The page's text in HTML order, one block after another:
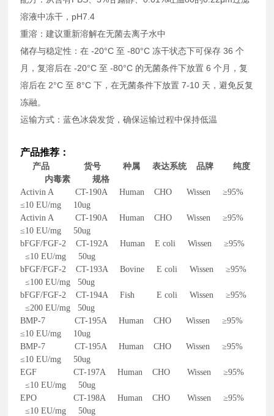
溶液中冻干，pH7.4
重溶：建议重新溶解在无菌去离子水中
储存与稳定性：在 -20°C 至 -80°C 冻干状态下可保存 36 个
月，复溶后在 -20°C 至 -80°C 的无菌条件下放置 6 个月，复
溶后在 2°C 至 8°C 下，在无菌条件下放置 7-10 天，避免反复
冻融。
运输方式：蓝色冰袋发货，确保运输过程中保持低温
产品推荐：
产品 货号 种属 表达系统 品牌 纯度
内毒素 规格
Activin A CT-190A Human CHO Wissen ≥95%
≤10 EU/mg 10ug
Activin A CT-190A Human CHO Wissen ≥95%
≤10 EU/mg 50ug
bFGF/FGF-2 CT-192A Human E coli Wissen ≥95%
≤10 EU/mg 50ug
bFGF/FGF-2 CT-193A Bovine E coli Wissen ≥95%
≤100 EU/mg 50ug
bFGF/FGF-2 CT-194A Fish E coli Wissen ≥95%
≤200 EU/mg 50ug
BMP-7 CT-195A Human CHO Wissen ≥95%
≤10 EU/mg 10ug
BMP-7 CT-195A Human CHO Wissen ≥95%
≤10 EU/mg 50ug
EGF CT-197A Human CHO Wissen ≥95%
≤10 EU/mg 50ug
EPO CT-198A Human CHO Wissen ≥95%
≤10 EU/mg 50ug